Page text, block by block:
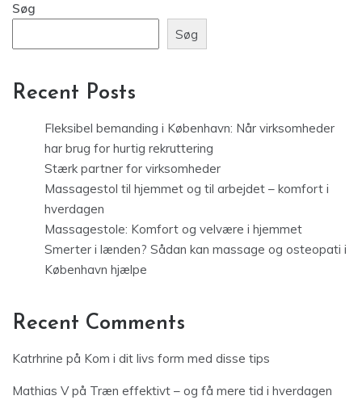
Søg
Søg
Recent Posts
Fleksibel bemanding i København: Når virksomheder
har brug for hurtig rekruttering
Stærk partner for virksomheder
Massagestol til hjemmet og til arbejdet – komfort i
hverdagen
Massagestole: Komfort og velvære i hjemmet
Smerter i lænden? Sådan kan massage og osteopati i
København hjælpe
Recent Comments
Katrhrine på Kom i dit livs form med disse tips
Mathias Vpå Træn effektivt – og få mere tid i hverdagen